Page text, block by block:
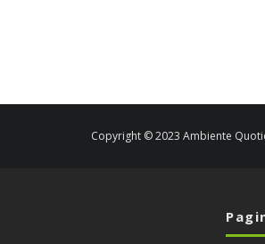
Copyright © 2023 Ambiente